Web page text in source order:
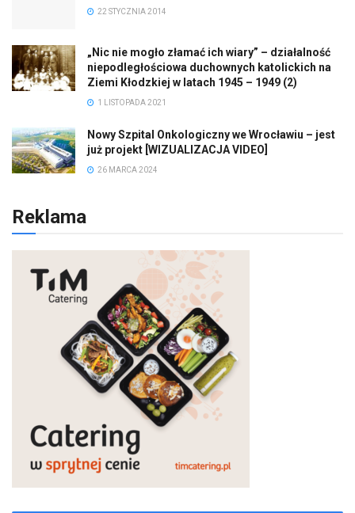
22 STYCZNIA 2014
„Nic nie mogło złamać ich wiary” – działalność
niepodległościowa duchownych katolickich na
Ziemi Kłodzkiej w latach 1945 – 1949 (2)
1 LISTOPADA 2021
Nowy Szpital Onkologiczny we Wrocławiu – jest
już projekt [WIZUALIZACJA VIDEO]
26 MARCA 2024
Reklama